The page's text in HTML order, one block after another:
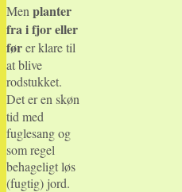
Men planter
fra i fjor eller
fører klare til
at blive
rodstukket.
Det er en skøn
tid med
fuglesang og
som regel
behageligt løs
(fugtig) jord.